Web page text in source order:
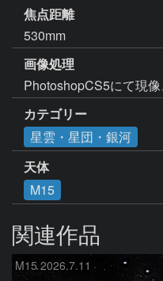
焦点距離
530mm
画像処理
PhotoshopCS5にて現
カテゴリー
星雲・星団・銀河
天体
M15
関連作品
M15 2026.7.11